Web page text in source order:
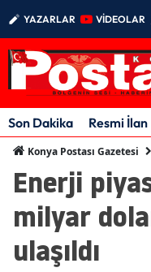
YAZARLAR VİDEOLAR
Son Dakika Resmi İlan
Konya Postası Gazetesi
Enerji
milyar
ulaşıldı